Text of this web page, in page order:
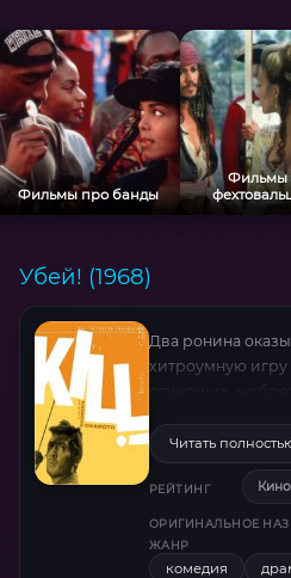
Фильмы про банды
Фильмы
Убей! (1968)
Два ронина
хитроумную игру
Читать
РЕЙТИНГ
ОРИГИНАЛЬНОЕ
ЖАНР
комедия